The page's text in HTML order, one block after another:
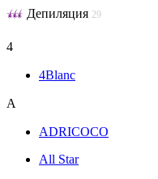
Депиляция 29
4
4Blanc
A
ADRICOCO
All Star